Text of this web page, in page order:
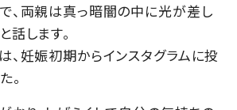
、両親は真っ暗闇の中に光が差し
話します。
、妊娠初期からインスタグラムに投
。